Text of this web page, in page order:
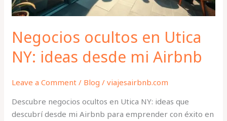
Negocios ocultos en Utica
NY: ideas desde mi Airbnb
Leave a Comment / Blog /viajesairbnb.com
Descubre negocios ocultos en Utica NY: ideas que
descubrí desde mi Airbnb para emprender con éxito en
Airbnb